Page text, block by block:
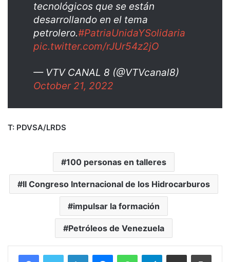
tecnológicos que se están
desarrollando en el tema
petrolero.#PatriaUnidaYSolidaria
pic.twitter.com/rJUr54z2jO
— VTV CANAL 8 (@VTVcanal8)
October 21, 2022
T: PDVSA/LRDS
100 personas en talleres
II Congreso Internacional de los Hidrocarburos
impulsar la formación
Petróleos de Venezuela
FacebookTwitter LinkedInMessengerWhatsAppTelegramCompartir por correo electrónico